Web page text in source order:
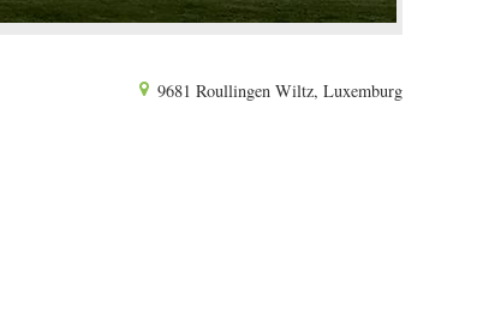
9681 Roullingen Wiltz, Luxemburg